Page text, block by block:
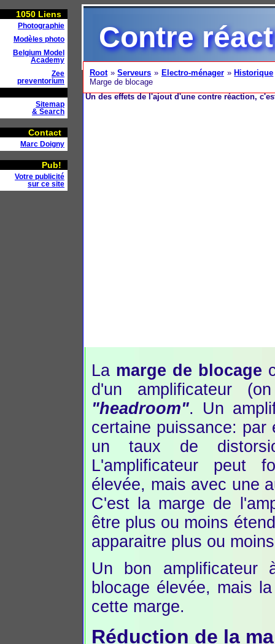
1050 Liens
Photographie
Modèles photo
Belgium Model
Academy
Zee
preventorium
Sitemap
& Search
Contact
Marc Doigny
Pub!
Votre publicité
sur ce site
Contre
Root»Serveurs » Electro-ménager» Historique
Marge de blocage
Un des effets de l'ajout d'une contre réaction,
La marge de blocage
d'un amplificateur
"headroom". Un
certaine puissance: par
un taux de
L'amplificateur peut
élevée, mais avec une
C'est la marge de
être plus ou moins
apparaitre plus ou
Un bon
blocage élevée, mais
cette marge.
Réduction de la